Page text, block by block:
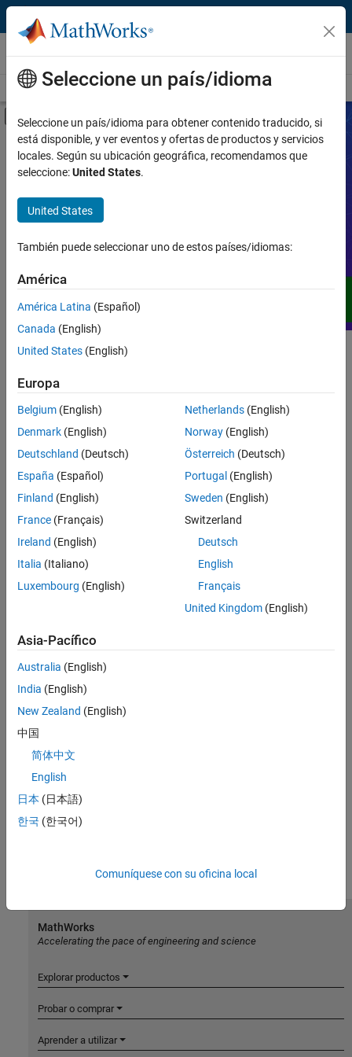
Saltar al contenido
Vídeos
Portal de vídeos Buscar
Mostrar/ocultar menú de navegación
Producto
Prestación
Aplicación
Idioma
Videos
Amplíe sus conocimientos de MATLAB,
demostraciones, tutoriales, casos
Contenido principal
Ordenar por
Seleccione un país/idioma
Seleccione un país/idioma para obtener contenido traducido, si
está disponible, y ver eventos y ofertas de productos y servicios
locales. Según su ubicación geográfica, recomendamos que
seleccione:United States.
United States
También puede seleccionar uno de estos países/idiomas:
América
América Latina (Español)
Canada (English)
United States (English)
Europa
Belgium (English)
Denmark (English)
Deutschland (Deutsch)
España (Español)
Finland (English)
France (Français)
Ireland (English)
Italia (Italiano)
Luxembourg (English)
Netherlands(English)
Norway(English)
Österreich (Deutsch)
Portugal (English)
Sweden (English)
Switzerland
Deutsch
English
Français
United Kingdom(English)
Asia-Pacífico
Australia (English)
India (English)
New Zealand (English)
中国
简体中文
English
日本 (日本語)
한국 (한국어)
Comuníquese con su oficina local
MathWorks
Accelerating the pace of engineering and science
Explorar productos
Probar o comprar
Aprender a utilizar